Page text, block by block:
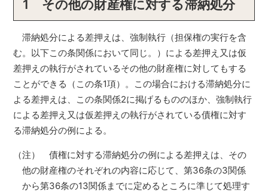
1 その他の財産権に対する滞納処分
滞納処分による差押えは、強制執行（担保権の実行を含
む。以下この条関係において同じ。）による差押え又は仮
差押えの執行がされているその他の財産権に対してもする
ことができる（この条1項）。この場合における滞納処分に
よる差押えは、この条関係2に掲げるもののほか、強制執行
による差押え又は仮差押えの執行がされている債権に対す
る滞納処分の例による。
（注） 債権に対する滞納処分の例による差押えは、その
他の財産権のそれぞれの内容に応じて、第36条の3関係
から第36条の13関係までに定めるところに準じて処理す